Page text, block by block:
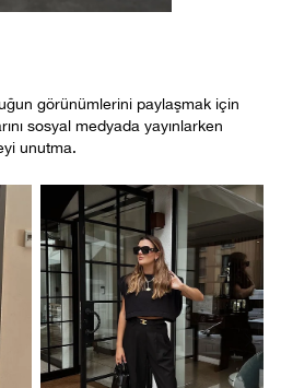
görünümlerini paylaşmak için
sosyal medyada yayınlarken
unutma.